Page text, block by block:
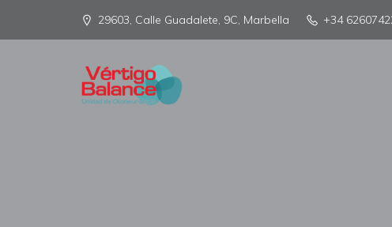
29603, Calle Guadalete, 9C, Marbella +34